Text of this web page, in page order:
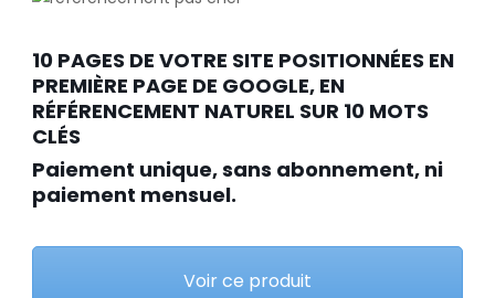
10 PAGES DE VOTRE SITE POSITIONNÉES EN
PREMIÈRE PAGE DE GOOGLE, EN
RÉFÉRENCEMENT NATUREL SUR 10 MOTS
CLÉS
Paiement unique, sans abonnement, ni
paiement mensuel.
Voir ce produit